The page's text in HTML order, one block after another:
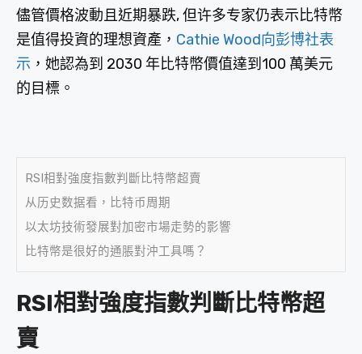
儘管價格波動且近期暴跌, 但许多专家仍表示比特幣
是值得投資的理想資產， Cathie Wood向彭博社表
示 ，她認為到 2030 年比特幣價值達到100 萬美元
的目標。
RSI相對強度指數判斷比特幣超賣
从历史数据看，比特币周期
以太坊技術發展對加密市場走勢的影響
比特幣是很好的通脹對沖工具嗎？
RSI相對強度指數判斷比特幣超
賣